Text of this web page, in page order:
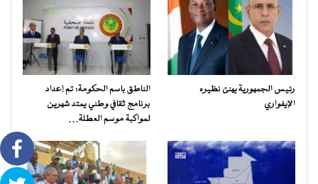
رئيس الجمهورية يهنئ نظيره
الإيفواري
الناطق باسم الحكومة: تم إعداد
برنامج ثقافي وطني يمتد شهرين
لمواكبة موسم العطلة…